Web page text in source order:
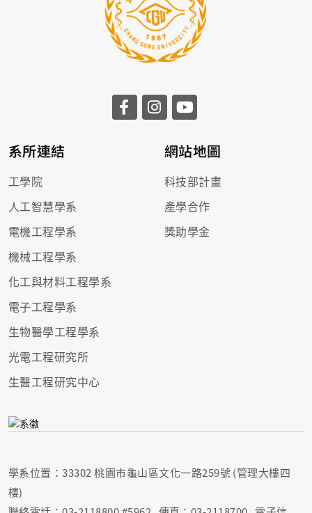
系所連結
工學院
人工智慧學系
電機工程學系
機械工程學系
化工與材料工程學系
電子工程學系
生物醫學工程學系
光電工程研究所
生醫工程研究中心
網站地圖
科技部計畫
產學合作
獎助學金
學系位置：33302 桃園市龜山區文化一路259號 (管理大樓四
樓)